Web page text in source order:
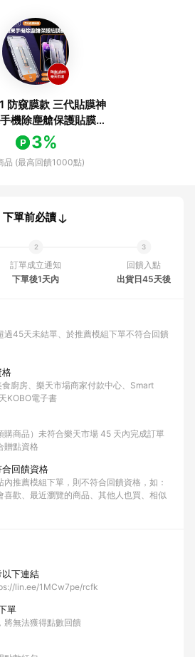
防窺膜款 三代貼膜神
機除塵艙保護貼膜器
15/14/13 Pro Max
Plus
3%
品 (最高回饋1000點)
下單前必讀
訂單成立通知
下單後1天內
回饋入點
出貨日45天後
過45天未結單
於推薦模組下單不符合回饋
格
廚房、樂天市場商家付款中心、Smart
KOBO電子書
購商品）未符合樂天市場 45 天內完成訂單
贈點資格
回饋資格
推薦模組下單，則不符合回饋資格，如：
喜歡、最近瀏覽的商品、其他人也買、相似
下連結
lin.ee/1MCw7pe/rcfk
單
將無法獲得點數回饋